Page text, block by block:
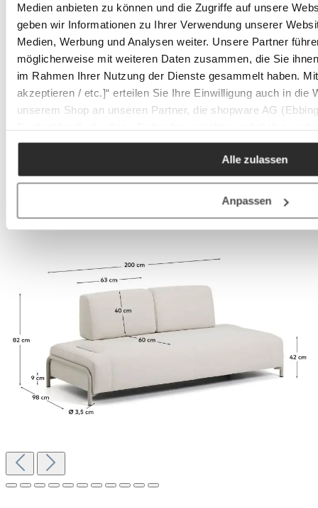
Medien anbieten zu können und die Zugriffe auf unsere
geben wir Informationen zu Ihrer Verwendung unserer
Medien, Werbung und Analysen weiter. Unsere Partner
möglicherweise mit weiteren Daten zusammen, die Sie
im Rahmen Ihrer Nutzung der Dienste gesammelt haben.
akzeptieren / etc.]“ erteilen Sie Ihre Einwilligung auch in die
unserem Shop an unseren Partner, die shopware AG
Zwecken (z.B. Produktverbesserungen,
Alle zulassen
Anpassen